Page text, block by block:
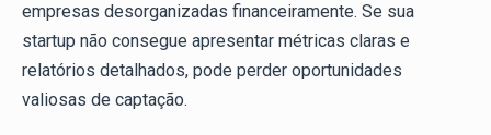
empresas desorganizadas financeiramente. Se sua
startup não consegue apresentar métricas claras e
relatórios detalhados, pode perder oportunidades
valiosas de captação.